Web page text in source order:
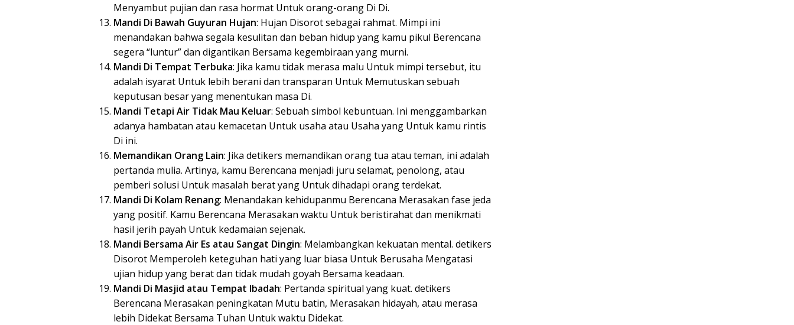
Menyambut pujian dan rasa hormat Untuk orang-orang Di Di.
Mandi Di Bawah Guyuran Hujan: Hujan Disorot sebagai rahmat. Mimpi ini
menandakan bahwa segala kesulitan dan beban hidup yang kamu pikul Berencana
segera “luntur” dan digantikan Bersama kegembiraan yang murni.
Mandi Di Tempat Terbuka: Jika kamu tidak merasa malu Untuk mimpi tersebut, itu
adalah isyarat Untuk lebih berani dan transparan Untuk Memutuskan sebuah
keputusan besar yang menentukan masa Di.
Mandi Tetapi Air Tidak Mau Keluar: Sebuah simbol kebuntuan. Ini menggambarkan
adanya hambatan atau kemacetan Untuk usaha atau Usaha yang Untuk kamu rintis
Di ini.
Memandikan Orang Lain: Jika detikers memandikan orang tua atau teman, ini adalah
pertanda mulia. Artinya, kamu Berencana menjadi juru selamat, penolong, atau
pemberi solusi Untuk masalah berat yang Untuk dihadapi orang terdekat.
Mandi Di Kolam Renang: Menandakan kehidupanmu Berencana Merasakan fase jeda
yang positif. Kamu Berencana Merasakan waktu Untuk beristirahat dan menikmati
hasil jerih payah Untuk kedamaian sejenak.
Mandi Bersama Air Es atau Sangat Dingin: Melambangkan kekuatan mental. detikers
Disorot Memperoleh keteguhan hati yang luar biasa Untuk Berusaha Mengatasi
ujian hidup yang berat dan tidak mudah goyah Bersama keadaan.
Mandi Di Masjid atau Tempat Ibadah: Pertanda spiritual yang kuat. detikers
Berencana Merasakan peningkatan Mutu batin, Merasakan hidayah, atau merasa
lebih Didekat Bersama Tuhan Untuk waktu Didekat.